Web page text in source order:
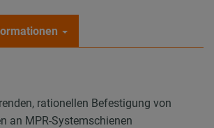
rationellen Befestigung von
an MPR-Systemschienen